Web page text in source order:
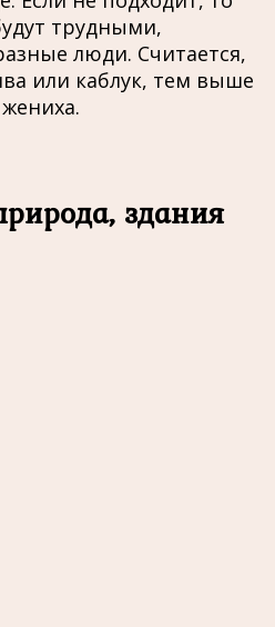
трудными,
люди. Считается,
или каблук, тем выше
здания